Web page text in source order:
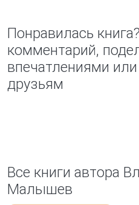
Понравилась
комментарий,
впечатлениями
друзьям
Все книги автора
Малышев